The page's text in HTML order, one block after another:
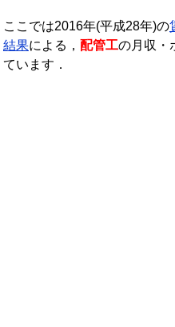
地方公務員編
地方公務員給料検索
ここでは2016年(平成28年)の
結果による， 配管工の月収・
ています．